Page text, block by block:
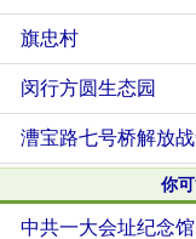
旗忠村
闵行方圆生态园
漕宝路七号桥解放
你
中共一大会址纪念馆